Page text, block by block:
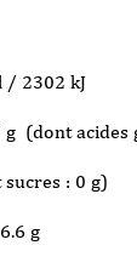
/ 2302 kJ
g (dont acides
: 0 g)
g